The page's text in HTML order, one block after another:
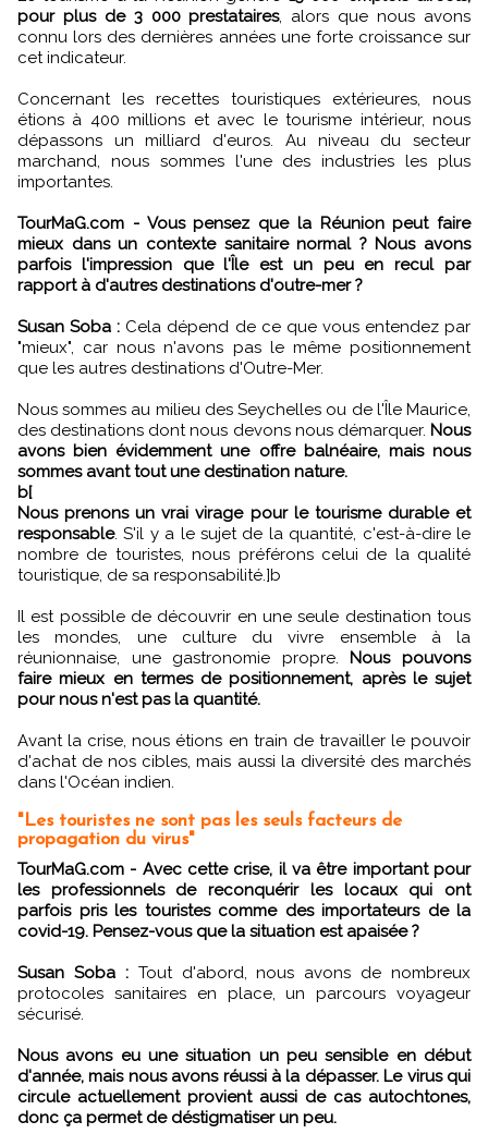
pour plus de 3 000 prestataires, alors que nous avons
connu lors des dernières années une forte croissance sur
cet indicateur.
Concernant les recettes touristiques extérieures, nous
étions à 400 millions et avec le tourisme intérieur, nous
dépassons un milliard d'euros. Au niveau du secteur
marchand, nous sommes l'une des industries les plus
importantes.
TourMaG.com - Vous pensez que la Réunion peut faire
mieux dans un contexte sanitaire normal ? Nous avons
parfois l'impression que l'Île est un peu en recul par
rapport à d'autres destinations d'outre-mer ?
Susan Soba : Cela dépend de ce que vous entendez par
"mieux", car nous n'avons pas le même positionnement
que les autres destinations d'Outre-Mer.
Nous sommes au milieu des Seychelles ou de l'Île Maurice,
des destinations dont nous devons nous démarquer. Nous
avons bien évidemment une offre balnéaire, mais nous
sommes avant tout une destination nature.
b[
Nous prenons un vrai virage pour le tourisme durable et
responsable. S'il y a le sujet de la quantité, c'est-à-dire le
nombre de touristes, nous préférons celui de la qualité
touristique, de sa responsabilité.]b
Il est possible de découvrir en une seule destination tous
les mondes, une culture du vivre ensemble à la
réunionnaise, une gastronomie propre. Nous pouvons
faire mieux en termes de positionnement, après le sujet
pour nous n'est pas la quantité.
Avant la crise, nous étions en train de travailler le pouvoir
d'achat de nos cibles, mais aussi la diversité des marchés
dans l'Océan indien.
"Les touristes ne sont pas les seuls facteurs de
propagation du virus"
TourMaG.com - Avec cette crise, il va être important pour
les professionnels de reconquérir les locaux qui ont
parfois pris les touristes comme des importateurs de la
covid-19. Pensez-vous que la situation est apaisée ?
Susan Soba :Tout d'abord, nous avons de nombreux
protocoles sanitaires en place, un parcours voyageur
sécurisé.
Nous avons eu une situation un peu sensible en début
d'année, mais nous avons réussi à la dépasser. Le virus qui
circule actuellement provient aussi de cas autochtones,
donc ça permet de déstigmatiser un peu.